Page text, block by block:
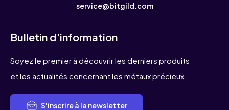
service@bitgild.com
Bulletin d'information
Soyez le premier à découvrir les derniers produits
et les actualités concernant les métaux précieux.
S'inscrire à la newsletter